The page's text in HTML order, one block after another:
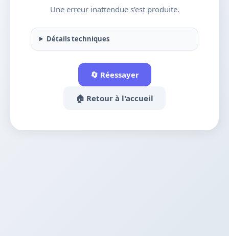
Une erreur inattendue s'est produite.
Détails techniques
🔄 Réessayer
🏠 Retour à l'accueil